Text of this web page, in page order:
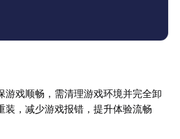
游戏顺畅，需清理游戏环境并完全卸
装，减少游戏报错，提升体验流畅